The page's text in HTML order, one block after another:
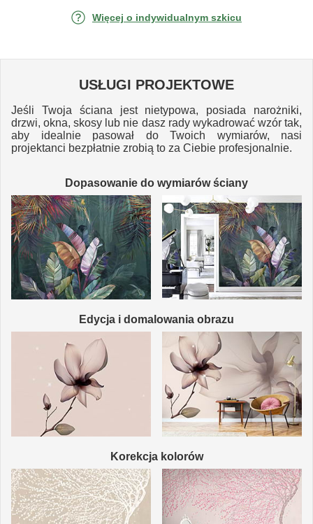
Więcej o indywidualnym szkicu
USŁUGI PROJEKTOWE
Jeśli Twoja ściana jest nietypowa, posiada narożniki,
drzwi, okna, skosy lub nie dasz rady wykadrować wzór tak,
aby idealnie pasował do Twoich wymiarów, nasi
projektanci bezpłatnie zrobią to za Ciebie profesjonalnie.
Dopasowanie do wymiarów ściany
Edycja i domalowania obrazu
Korekcja kolorów